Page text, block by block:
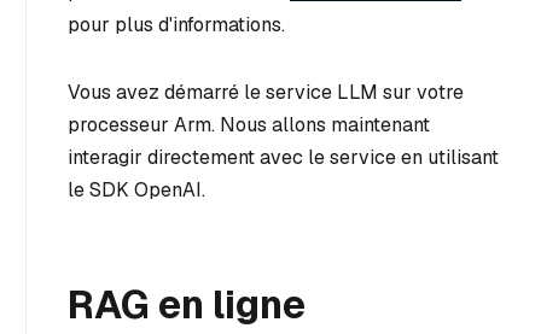
pour plus d'informations.
Vous avez démarré le service LLM sur votre
processeur Arm. Nous allons maintenant
interagir directement avec le service en utilisant
le SDK OpenAI.
RAG en ligne